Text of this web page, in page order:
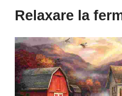
Relaxare la